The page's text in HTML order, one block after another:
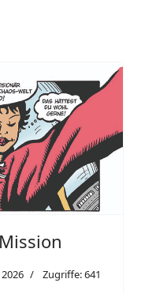
Zugriffe: 641